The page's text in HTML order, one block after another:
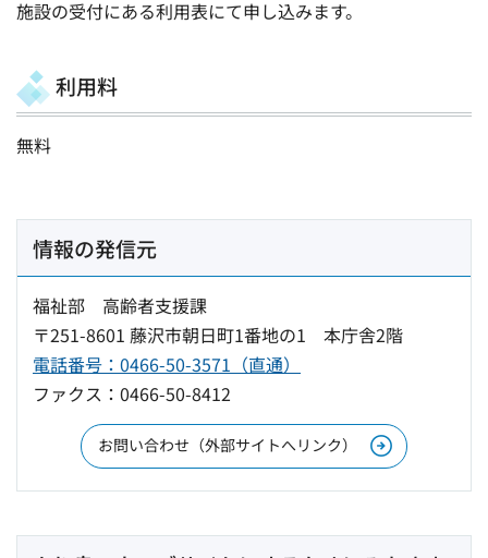
施設の受付にある利用表にて申し込みます。
利用料
無料
情報の発信元
福祉部 高齢者支援課
〒251-8601 藤沢市朝日町1番地の1 本庁舎2階
電話番号：0466-50-3571（直通）
ファクス：0466-50-8412
お問い合わせ（外部サイトへリンク）